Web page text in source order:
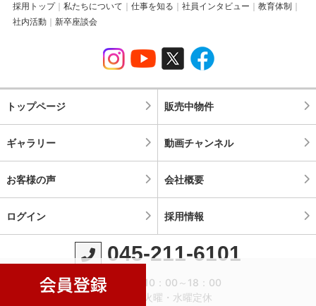
採用トップ 私たちについて 仕事を知る 社員インタビュー
教育体制
社内活動
新卒座談会
トップページ 販売中物件
ギャラリー 動画チャンネル
お客様の声 会社概要
ログイン 採用情報
045-211-6101
営業時間：10：00～18：00
定休日：火曜・水曜定休